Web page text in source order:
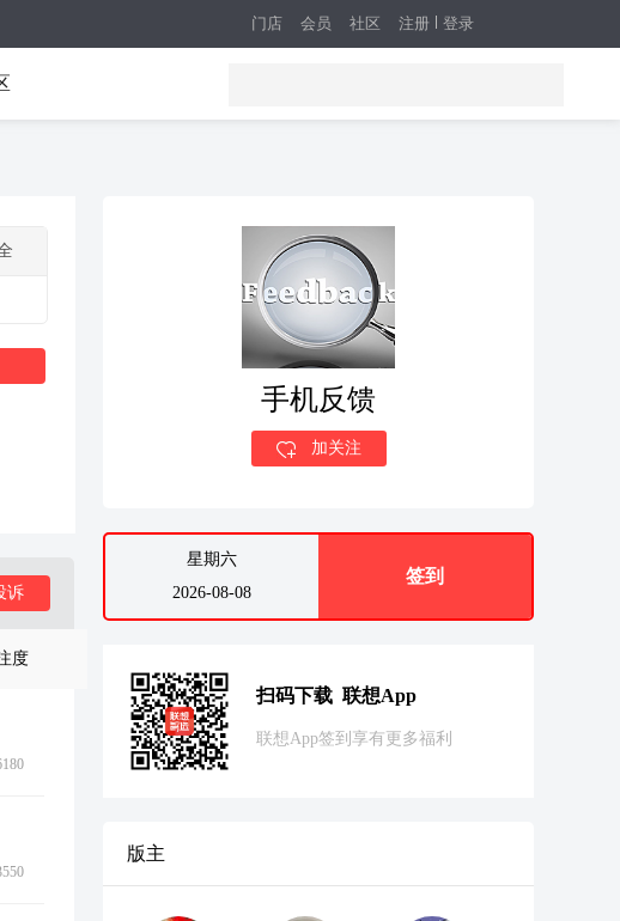
注册 登录
门店 会员 社区
诉
度
手机反馈
加关注
星期六
2026-08-08
签到
扫码下载 联想App
联想App签到享有更多福利
版主